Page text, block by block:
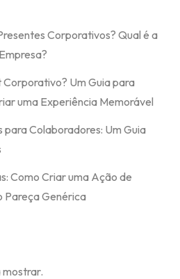
Corporativos? Qual é a
Um Guia para
uma Experiência Memorável
Colaboradores: Um Guia
Como Criar uma Ação de
Pareça Genérica
mostrar.